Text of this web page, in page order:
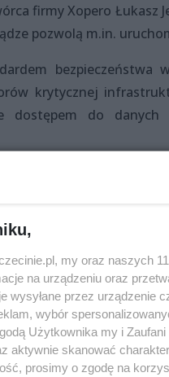
firmy Xopero Łukasz
pozwolą m.in.
bezpieczeństwa
krytycznej
dostępem do danych
my oraz naszych
na urządzeniu oraz
wysyłane przez urządzenie
wybór
Użytkownika my i
aktywnie skanować
prosimy o zgodę na